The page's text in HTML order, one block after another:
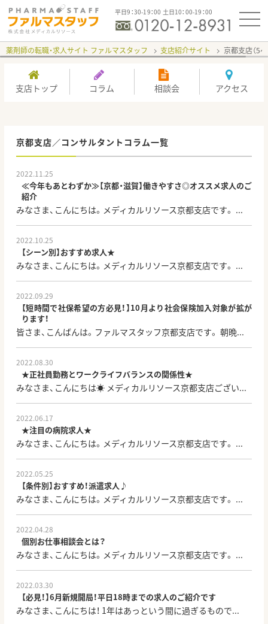
平日9：30-19：00 土日10：00-19：00
薬剤師の転職・求人サイト ファルマスタッフ 支店紹介サイト 京都支店（5ペ
支店トップ コラム 相談会 アクセス
京都支店／コンサルタントコラム一覧
2022.11.25
≪今年もあとわずか≫【京都・滋賀】働きやすさ◎オススメ求人のご
紹介
みなさま、こんにちは。メディカルリソース京都支店です。 ...
2022.10.25
【シーン別】おすすめ求人★
みなさま、こんにちは。メディカルリソース京都支店です。 ...
2022.09.29
【短時間で社保希望の方必見！】10月より社会保険加入対象が拡が
ります！
皆さま、こんばんは。ファルマスタッフ京都支店です。 朝晩...
2022.08.30
★正社員勤務とワークライフバランスの関係性★
みなさま、こんにちは☀ メディカルリソース京都支店ござい...
2022.06.17
★注目の病院求人★
みなさま、こんにちは。メディカルリソース京都支店です。 ...
2022.05.25
【条件別】おすすめ！派遣求人♪
みなさま、こんにちは。メディカルリソース京都支店です。 ...
2022.04.28
個別お仕事相談会とは？
みなさま、こんにちは。メディカルリソース京都支店です。 ...
2022.03.30
【必見！】6月新規開局！平日18時までの求人のご紹介です
みなさま、こんにちは！ 1年はあっという間に過ぎるもので...